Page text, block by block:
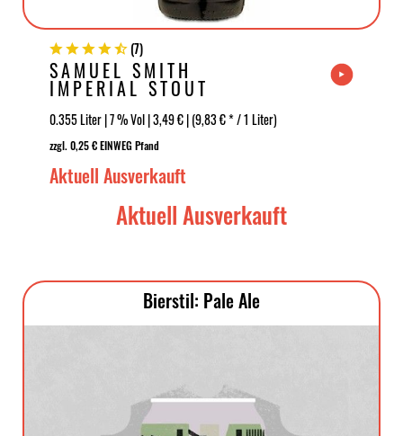
(7)
SAMUEL SMITH
IMPERIAL STOUT
0.355 Liter | 7 % Vol | 3,49 € | (9,83 € * / 1 Liter)
zzgl. 0,25 € EINWEG Pfand
Aktuell Ausverkauft
Aktuell Ausverkauft
Bierstil: Pale Ale